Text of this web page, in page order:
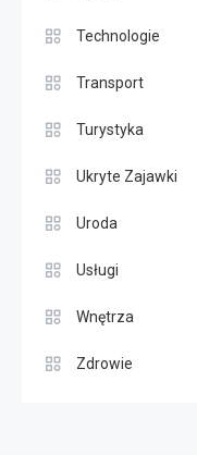
Technologie
Transport
Turystyka
Ukryte Zajawki
Uroda
Usługi
Wnętrza
Zdrowie